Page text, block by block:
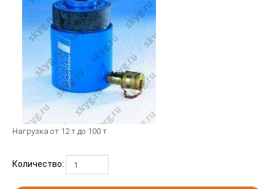
Нагрузка от 12 т до 100 т
Количество: